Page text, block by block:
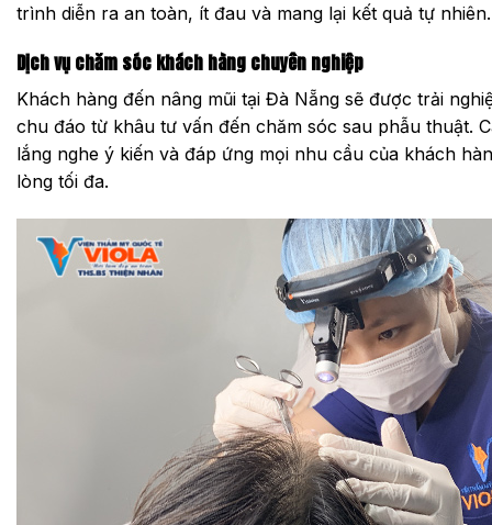
trình diễn ra an toàn, ít đau và mang lại kết quả tự nhiên.
Dịch vụ chăm sóc khách hàng chuyên nghiệp
Khách hàng đến nâng mũi tại Đà Nẵng sẽ được trải
chu đáo từ khâu tư vấn đến chăm sóc sau phẫu thuật.
lắng nghe ý kiến và đáp ứng mọi nhu cầu của khách
lòng tối đa.